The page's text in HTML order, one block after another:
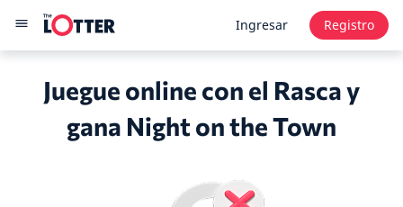
Ingresar Registro
Juegue online con el Rasca y
gana Night on the Town